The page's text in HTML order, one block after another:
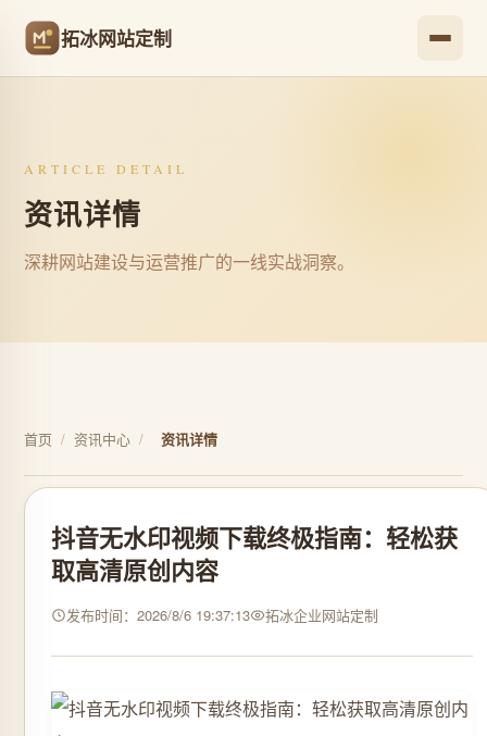
拓冰网站定制
ARTICLE DETAIL
资讯详情
深耕网站建设与运营推广的一线实战洞察。
首页 / 资讯中心 / 资讯详情
抖音无水印视频下载终极指南：轻松获
取高清原创内容
发布时间：2026/8/6 19:37:13 拓冰企业网站定制